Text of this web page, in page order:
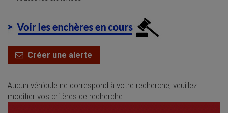
Créer une alerte
Aucun véhicule ne correspond à votre recherche, veuillez
modifier vos critères de recherche...